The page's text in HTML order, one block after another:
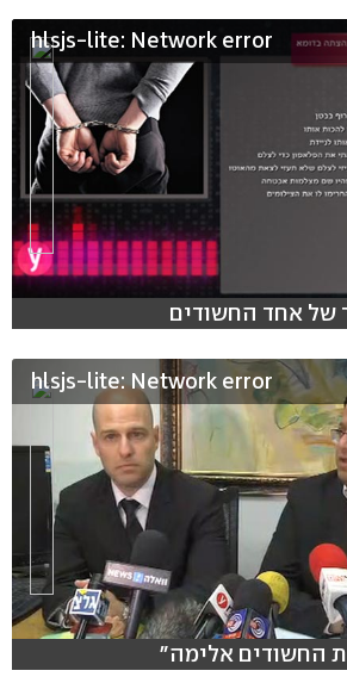
hlsjs-lite: Network error
של אחד החשודים
hlsjs-lite: Network error
החשודים אלימה"